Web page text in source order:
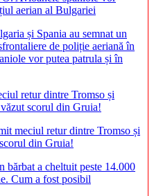
și Spania au semnat un
de poliție aeriană în
vor putea patrula și în
meciul retur dintre Tromso și
din Gruia!
bărbat a cheltuit peste 14.000
Cum a fost posibil